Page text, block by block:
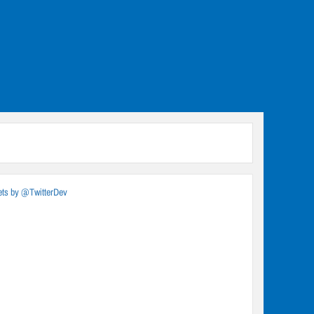
by @TwitterDev